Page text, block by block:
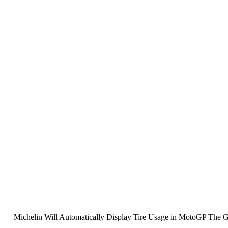
Michelin Will Automatically Display Tire Usage in MotoGP The